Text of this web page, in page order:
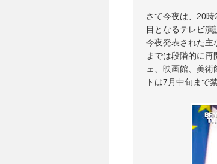
さて今夜は、20
目となるテレビ演
今夜発表された主
までは段階的に
ェ、映画館、美
トは7月中旬まで禁